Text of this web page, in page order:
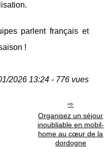
parlent français et
!
2026 13:24 - 776 vues
Organisez un séjour
inoubliable en mobil-
home au cœur de la
dordogne